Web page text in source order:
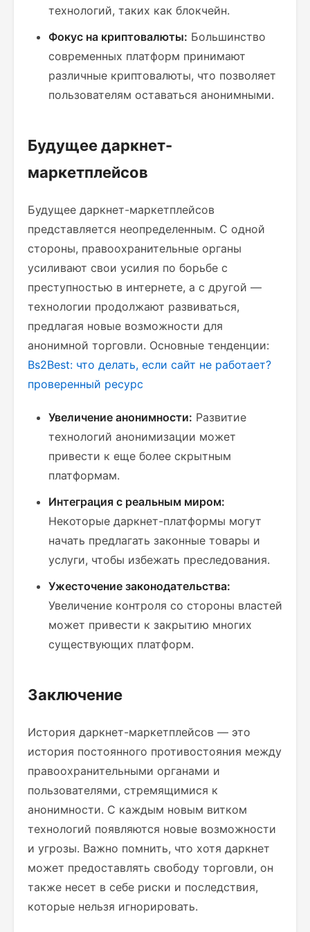
технологий, таких как блокчейн.
Фокус на криптовалюты: Большинство
современных платформ принимают
различные криптовалюты, что позволяет
пользователям оставаться анонимными.
Будущее даркнет-
маркетплейсов
Будущее даркнет-маркетплейсов
представляется неопределенным. С одной
стороны, правоохранительные органы
усиливают свои усилия по борьбе с
преступностью в интернете, а с другой —
технологии продолжают развиваться,
предлагая новые возможности для
анонимной торговли. Основные тенденции:
Bs2Best: что делать, если сайт не работает?
проверенный ресурс
Увеличение анонимности: Развитие
технологий анонимизации может
привести к еще более скрытным
платформам.
Интеграция с реальным миром:
Некоторые даркнет-платформы могут
начать предлагать законные товары и
услуги, чтобы избежать преследования.
Ужесточение законодательства:
Увеличение контроля со стороны властей
может привести к закрытию многих
существующих платформ.
Заключение
История даркнет-маркетплейсов — это
история постоянного противостояния между
правоохранительными органами и
пользователями, стремящимися к
анонимности. С каждым новым витком
технологий появляются новые возможности
и угрозы. Важно помнить, что хотя даркнет
может предоставлять свободу торговли, он
также несет в себе риски и последствия,
которые нельзя игнорировать.